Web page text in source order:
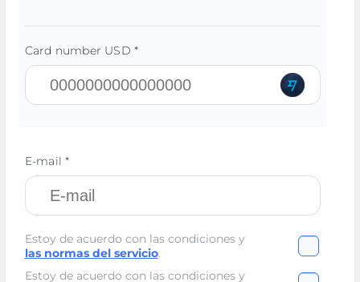
Card number USD *
E-mail *
Estoy de acuerdo con las condiciones y
las normas del servicio.
Estoy de acuerdo con las condiciones y